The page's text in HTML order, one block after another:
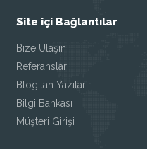
Site içi Bağlantılar
Bize Ulaşın
Referanslar
Blog'tan Yazılar
Bilgi Bankası
Müşteri Girişi